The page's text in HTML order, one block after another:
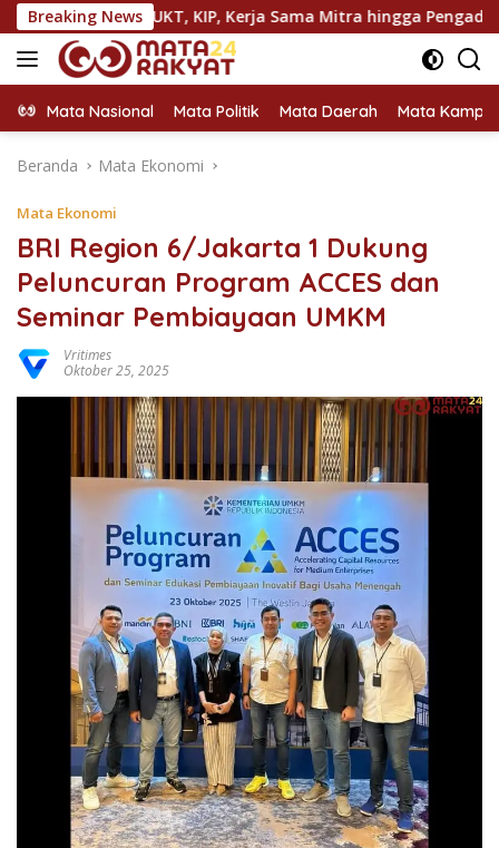
Langsung
ke
konten
Breaking News
UKT, KIP, Kerja Sama Mitra hingga Pengadaan Almamater
Mata Nasional Mata Politik Mata Daerah Mata
Beranda Mata Ekonomi
Mata Ekonomi
BRI Region 6/Jakarta 1 Dukung
Peluncuran Program ACCES dan
Seminar Pembiayaan UMKM
Vritimes
Oktober 25, 2025